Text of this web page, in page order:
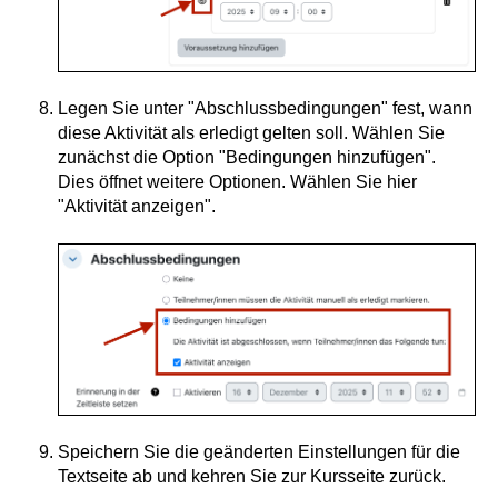
Legen Sie unter "Abschlussbedingungen" fest, wann
diese Aktivität als erledigt gelten soll. Wählen Sie
zunächst die Option "Bedingungen hinzufügen".
Dies öffnet weitere Optionen. Wählen Sie hier
"Aktivität anzeigen".
Speichern Sie die geänderten Einstellungen für die
Textseite ab und kehren Sie zur Kursseite zurück.